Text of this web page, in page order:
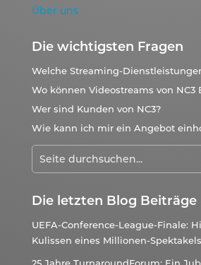
Über uns
Die wichtigsten Fragen
Welche Streaming-
Wo können Videostreams von NC3
Wer sind Kunden von NC3?
Wie kann ich mir ein Angebot
Die letzten Blog Beiträge
UEFA-Conference-League-Finale:
Kulissen eines Millionen-Spektakels